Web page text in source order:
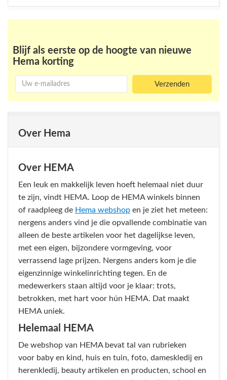
Blijf als eerste op de hoogte van nieuwe
Hema korting
Over Hema
Over HEMA
Een leuk en makkelijk leven hoeft helemaal niet duur
te zijn, vindt HEMA. Loop de HEMA winkels binnen
of raadpleeg de Hema webshop en je ziet het meteen:
nergens anders vind je die opvallende combinatie van
alleen de beste artikelen voor het dagelijkse leven,
met een eigen, bijzondere vormgeving, voor
verrassend lage prijzen. Nergens anders kom je die
eigenzinnige winkelinrichting tegen. En de
medewerkers staan altijd voor je klaar: trots,
betrokken, met hart voor hún HEMA. Dat maakt
HEMA uniek.
Helemaal HEMA
De webshop van HEMA bevat tal van rubrieken
voor baby en kind, huis en tuin, foto, dameskledij en
herenkledij, beauty artikelen en producten, school en